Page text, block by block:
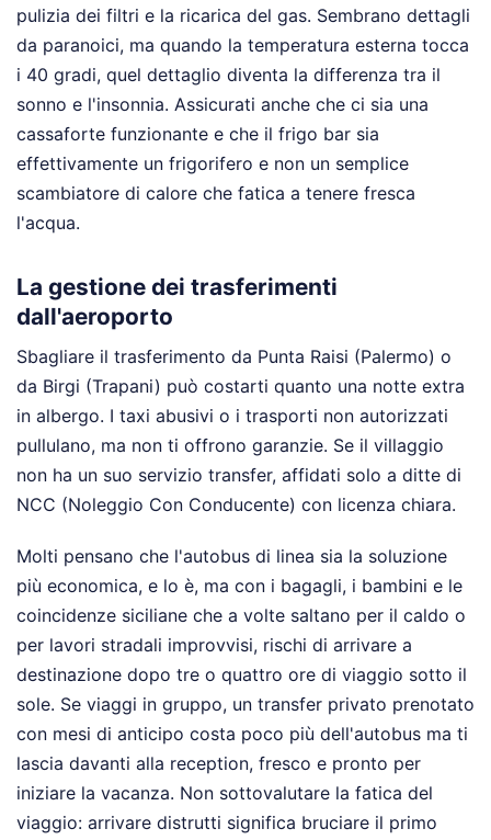
pulizia dei filtri e la ricarica del gas. Sembrano dettagli
da paranoici, ma quando la temperatura esterna tocca
i 40 gradi, quel dettaglio diventa la differenza tra il
sonno e l'insonnia. Assicurati anche che ci sia una
cassaforte funzionante e che il frigo bar sia
effettivamente un frigorifero e non un semplice
scambiatore di calore che fatica a tenere fresca
l'acqua.
La gestione dei trasferimenti
dall'aeroporto
Sbagliare il trasferimento da Punta Raisi (Palermo) o
da Birgi (Trapani) può costarti quanto una notte extra
in albergo. I taxi abusivi o i trasporti non autorizzati
pullulano, ma non ti offrono garanzie. Se il villaggio
non ha un suo servizio transfer, affidati solo a ditte di
NCC (Noleggio Con Conducente) con licenza chiara.
Molti pensano che l'autobus di linea sia la soluzione
più economica, e lo è, ma con i bagagli, i bambini e le
coincidenze siciliane che a volte saltano per il caldo o
per lavori stradali improvvisi, rischi di arrivare a
destinazione dopo tre o quattro ore di viaggio sotto il
sole. Se viaggi in gruppo, un transfer privato prenotato
con mesi di anticipo costa poco più dell'autobus ma ti
lascia davanti alla reception, fresco e pronto per
iniziare la vacanza. Non sottovalutare la fatica del
viaggio: arrivare distrutti significa bruciare il primo